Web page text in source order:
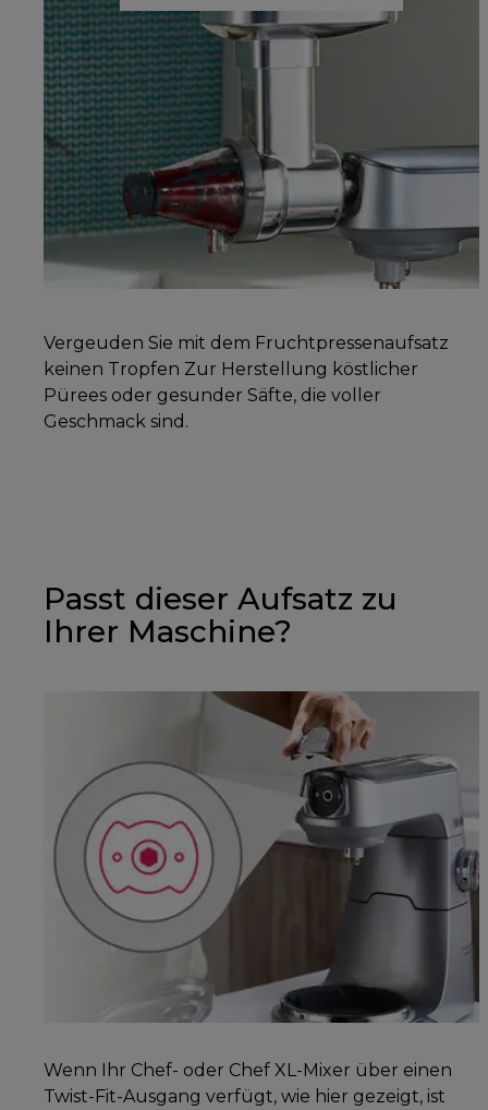
Vergeuden Sie mit dem Fruchtpressenaufsatz
keinen Tropfen Zur Herstellung köstlicher
Pürees oder gesunder Säfte, die voller
Geschmack sind.
Passt dieser Aufsatz zu
Ihrer Maschine?
Wenn Ihr Chef- oder Chef XL-Mixer über einen
Twist-Fit-Ausgang verfügt, wie hier gezeigt, ist